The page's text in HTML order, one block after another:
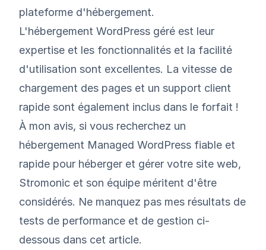
plateforme d'hébergement.
L'hébergement WordPress géré est leur
expertise et les fonctionnalités et la facilité
d'utilisation sont excellentes. La vitesse de
chargement des pages et un support client
rapide sont également inclus dans le forfait !
À mon avis, si vous recherchez un
hébergement Managed WordPress fiable et
rapide pour héberger et gérer votre site web,
Stromonic et son équipe méritent d'être
considérés. Ne manquez pas mes résultats de
tests de performance et de gestion ci-
dessous dans cet article.